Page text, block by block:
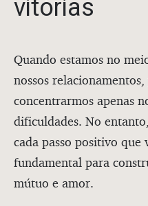
vitórias
Quando estamos no
nossos
concentrarmos apenas
dificuldades. No
cada passo positivo que
fundamental para
mútuo e amor.